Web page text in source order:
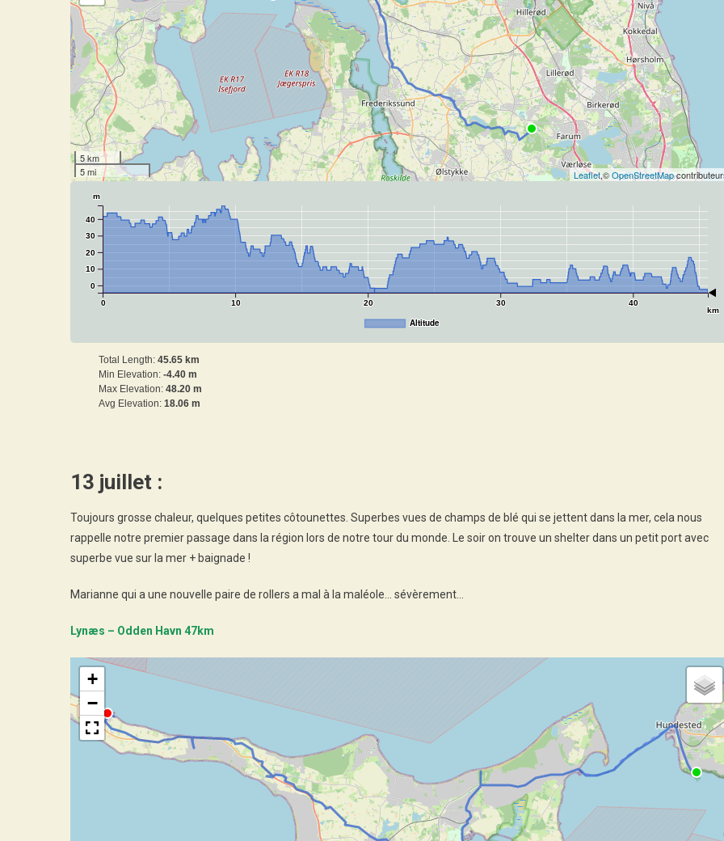
5 km
5 mi
Leaflet,©OpenStreetMap
0 10 20 30 40
km
0
10
20
30
40
m
Altitude
Total Length: 45.65 km
Min Elevation: -4.40 m
Max Elevation: 48.20 m
Avg Elevation: 18.06 m
13 juillet :
Toujours grosse chaleur, quelques petites côtounettes. Superbes vues de champs de blé qui se jettent dans la mer, cela nous
rappelle notre premier passage dans la région lors de notre tour du monde. Le soir on trouve un shelter dans un petit port avec
superbe vue sur la mer + baignade !
Marianne qui a une nouvelle paire de rollers a mal à la maléole… sévèrement…
Lynæs – Odden Havn 47km
+
−